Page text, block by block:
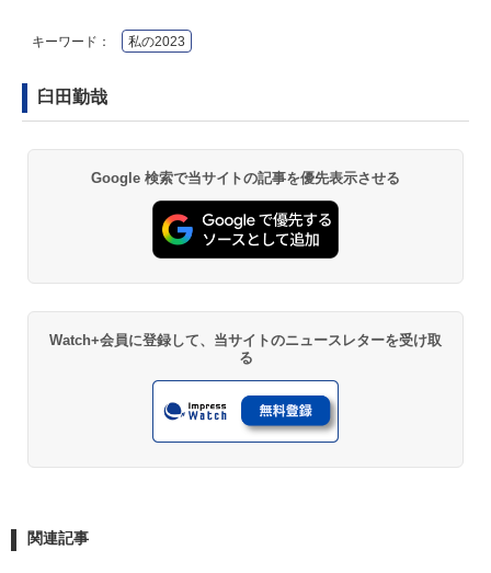
キーワード： 私の2023
臼田勤哉
Google 検索で当サイトの記事を優先表示させる
Watch+会員に登録して、当サイトのニュースレターを受け取
る
関連記事